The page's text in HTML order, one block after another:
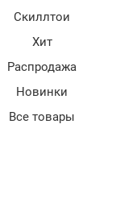
Скиллтои
Хит
Распродажа
Новинки
Все товары